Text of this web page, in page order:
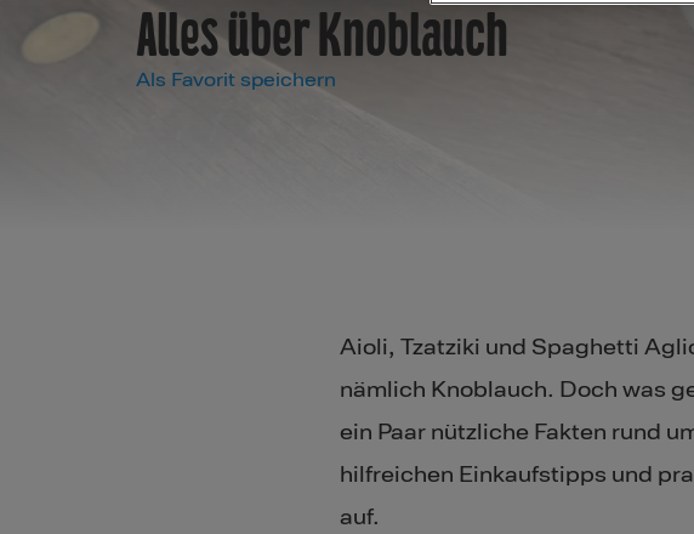
Alles über Knoblauch
Als Favorit speichern
Aioli​, Tzatziki und Spaghetti
nämlich Knoblauch. Doch was
ein Paar nützliche Fakten rund
hilfreichen Einkaufstipps und
auf.